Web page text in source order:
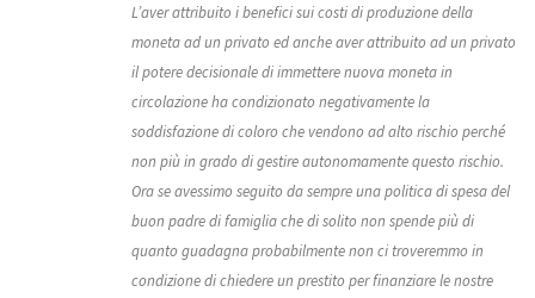
L’aver attribuito i benefici sui costi di produzione della
moneta ad un privato ed anche aver attribuito ad un privato
il potere decisionale di immettere nuova moneta in
circolazione ha condizionato negativamente la
soddisfazione di coloro che vendono ad alto rischio perché
non più in grado di gestire autonomamente questo rischio.
Ora se avessimo seguito da sempre una politica di spesa del
buon padre di famiglia che di solito non spende più di
quanto guadagna probabilmente non ci troveremmo in
condizione di chiedere un prestito per finanziare le nostre